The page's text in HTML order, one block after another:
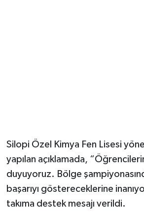
Silopi Özel Kimya Fen Lisesi
yapılan açıklamada,
duyuyoruz. Bölge
başarıyı göstereceklerine
takıma destek mesajı verildi.